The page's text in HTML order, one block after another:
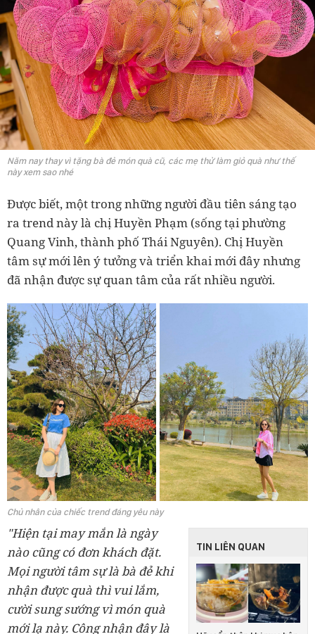
Năm nay thay vì tặng bà đẻ món quà cũ, các mẹ thử làm giỏ quà như thế
này xem sao nhé
Được biết, một trong những người đầu tiên sáng tạo
ra trend này là chị Huyền Phạm (sống tại phường
Quang Vinh, thành phố Thái Nguyên). Chị Huyền
tâm sự mới lên ý tưởng và triển khai mới đây nhưng
đã nhận được sự quan tâm của rất nhiều người.
Chủ nhân của chiếc trend đáng yêu này
TIN LIÊN QUAN
"Hiện tại may mắn là ngày
nào cũng có đơn khách đặt.
Mọi người tâm sự là bà đẻ khi
nhận được quà thì vui lắm,
cười sung sướng vì món quà
mới lạ này. Công nhận đây là